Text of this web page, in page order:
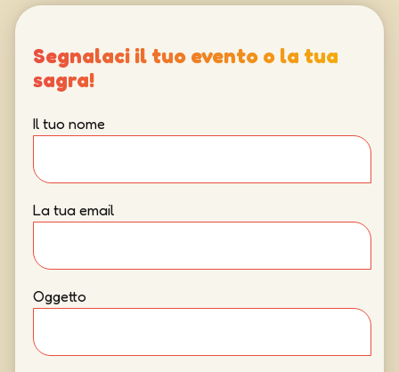
Segnalaci il tuo evento o la tua
sagra!
Il tuo nome
La tua email
Oggetto